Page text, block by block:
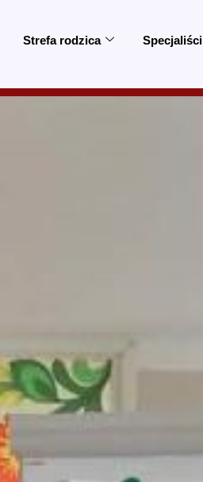
Strefa rodzica Specjaliści